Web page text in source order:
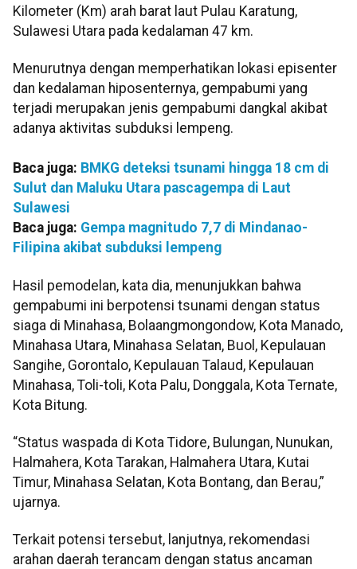
Kilometer (Km) arah barat laut Pulau Karatung,
Sulawesi Utara pada kedalaman 47 km.
Menurutnya dengan memperhatikan lokasi episenter
dan kedalaman hiposenternya, gempabumi yang
terjadi merupakan jenis gempabumi dangkal akibat
adanya aktivitas subduksi lempeng.
Baca juga: BMKG deteksi tsunami hingga 18 cm di
Sulut dan Maluku Utara pascagempa di Laut
Sulawesi
Baca juga: Gempa magnitudo 7,7 di Mindanao-
Filipina akibat subduksi lempeng
Hasil pemodelan, kata dia, menunjukkan bahwa
gempabumi ini berpotensi tsunami dengan status
siaga di Minahasa, Bolaangmongondow, Kota Manado,
Minahasa Utara, Minahasa Selatan, Buol, Kepulauan
Sangihe, Gorontalo, Kepulauan Talaud, Kepulauan
Minahasa, Toli-toli, Kota Palu, Donggala, Kota Ternate,
Kota Bitung.
“Status waspada di Kota Tidore, Bulungan, Nunukan,
Halmahera, Kota Tarakan, Halmahera Utara, Kutai
Timur, Minahasa Selatan, Kota Bontang, dan Berau,”
ujarnya.
Terkait potensi tersebut, lanjutnya, rekomendasi
arahan daerah terancam dengan status ancaman